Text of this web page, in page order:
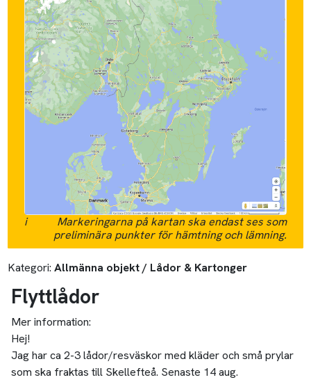
i
Markeringarna på kartan ska endast ses som
preliminära punkter för hämtning och lämning.
Kategori: Allmänna objekt / Lådor & Kartonger
Flyttlådor
Mer information:
Hej!
Jag har ca 2-3 lådor/resväskor med kläder och små prylar
som ska fraktas till Skellefteå. Senaste 14 aug.